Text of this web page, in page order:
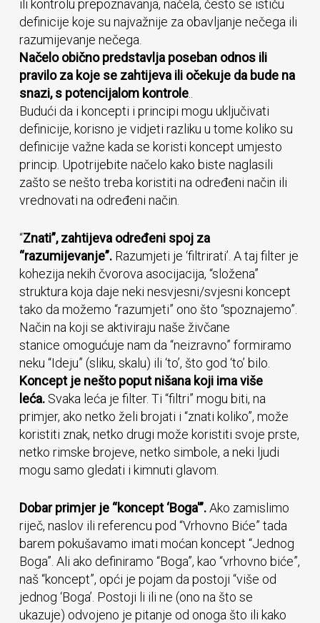
ili kontrolu prepoznavanja, načela, često se ističu
definicije koje su najvažnije za obavljanje nečega ili
razumijevanje nečega.
Načelo obično predstavlja poseban odnos ili
pravilo za koje se zahtijeva ili očekuje da bude na
snazi, s potencijalom kontrole..
Budući da i koncepti i principi mogu uključivati ​​
definicije, korisno je vidjeti razliku u tome koliko su
definicije važne kada se koristi koncept umjesto
princip. Upotrijebite načelo kako biste naglasili
zašto se nešto treba koristiti na određeni način ili
vrednovati na određeni način.
“Znati”, zahtijeva određeni spoj za
“razumijevanje”.Razumjeti je ‘filtrirati’. A taj filter je
kohezija nekih čvorova asocijacija, “složena”
struktura koja daje neki nesvjesni/svjesni koncept
tako da možemo “razumjeti” ono što “spoznajemo”.
Način na koji se aktiviraju naše živčane
stanice omogućuje nam da “neizravno” formiramo
neku “Ideju” (sliku, skalu) ili ‘to’, što god ‘to’ bilo.
Koncept je nešto poput nišana koji ima više
leća.Svaka leća je filter. Ti “filtri” mogu biti, na
primjer, ako netko želi brojati i “znati koliko”, može
koristiti znak, netko drugi može koristiti svoje prste,
netko rimske brojeve, netko simbole, a neki ljudi
mogu samo gledati i kimnuti glavom.
Dobar primjer je “koncept ‘Boga'”.Ako zamislimo
riječ, naslov ili referencu pod “Vrhovno Biće” tada
barem pokušavamo imati moćan koncept “Jednog
Boga”. Ali ako definiramo “Boga”, kao “vrhovno biće”,
naš “koncept”, opći je pojam da postoji “više od
jednog ‘Boga’. Postoji li ili ne (ono na što se
ukazuje) odvojeno je pitanje od onoga što ili kako